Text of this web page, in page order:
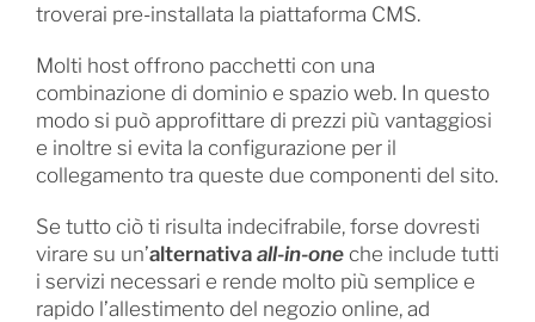
troverai pre-installata la piattaforma CMS.
Molti host offrono pacchetti con una
combinazione di dominio e spazio web. In questo
modo si può approfittare di prezzi più vantaggiosi
e inoltre si evita la configurazione per il
collegamento tra queste due componenti del sito.
Se tutto ciò ti risulta indecifrabile, forse dovresti
virare su un’alternativa all-in-oneche include tutti
i servizi necessari e rende molto più semplice e
rapido l’allestimento del negozio online, ad